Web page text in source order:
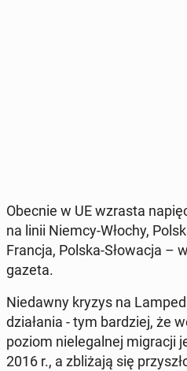
Obecnie w UE wzrasta
na linii Niemcy-Włochy,
Francja, Polska-Sło­wa­cja –
gazeta.
Nie­daw­ny kryzys na
dzia­ła­nia - tym bar­dziej, że
poziom nie­le­gal­nej mi­gra­cji
2016 r., a zbli­ża­ją się